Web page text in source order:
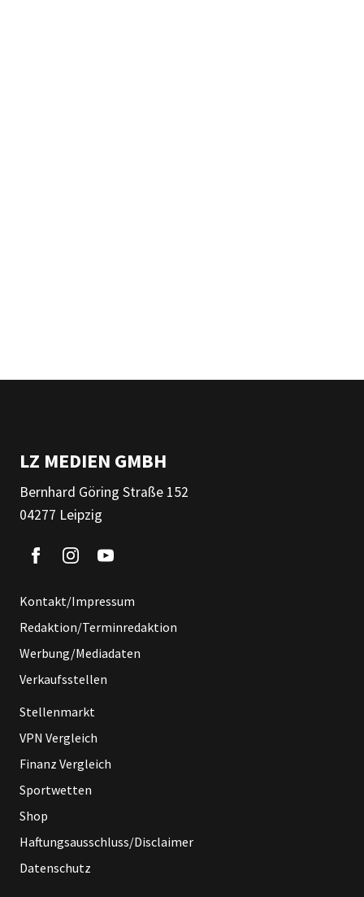
LZ MEDIEN GMBH
Bernhard Göring Straße 152
04277 Leipzig
Kontakt/Impressum
Redaktion/Terminredaktion
Werbung/Mediadaten
Verkaufsstellen
Stellenmarkt
VPN Vergleich
Finanz Vergleich
Sportwetten
Shop
Haftungsausschluss/Disclaimer
Datenschutz